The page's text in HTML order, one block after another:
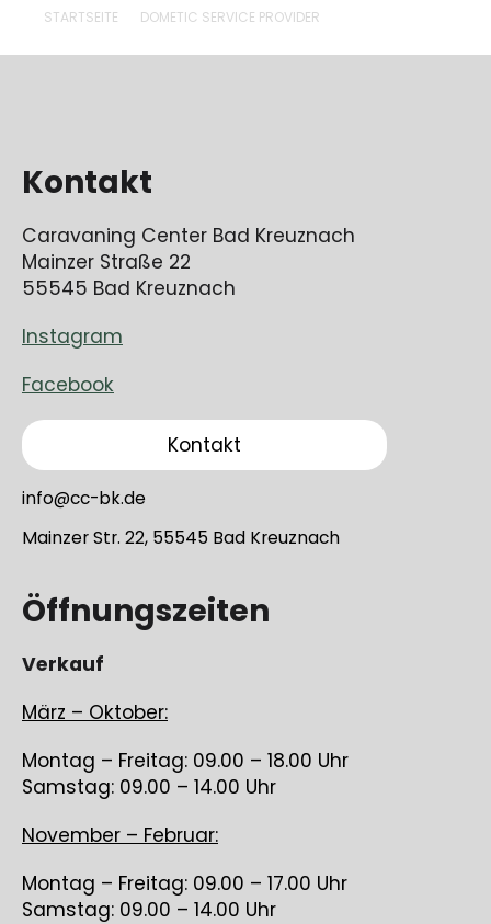
STARTSEITE DOMETIC SERVICE PROVIDER
Kontakt
Caravaning Center Bad Kreuznach
Mainzer Straße 22
55545 Bad Kreuznach
Instagram
Facebook
Kontakt
info@cc-bk.de
Mainzer Str. 22, 55545 Bad Kreuznach
Öffnungszeiten
Verkauf
März – Oktober:
Montag – Freitag: 09.00 – 18.00 Uhr
Samstag: 09.00 – 14.00 Uhr
November – Februar:
Montag – Freitag: 09.00 – 17.00 Uhr
Samstag: 09.00 – 14.00 Uhr